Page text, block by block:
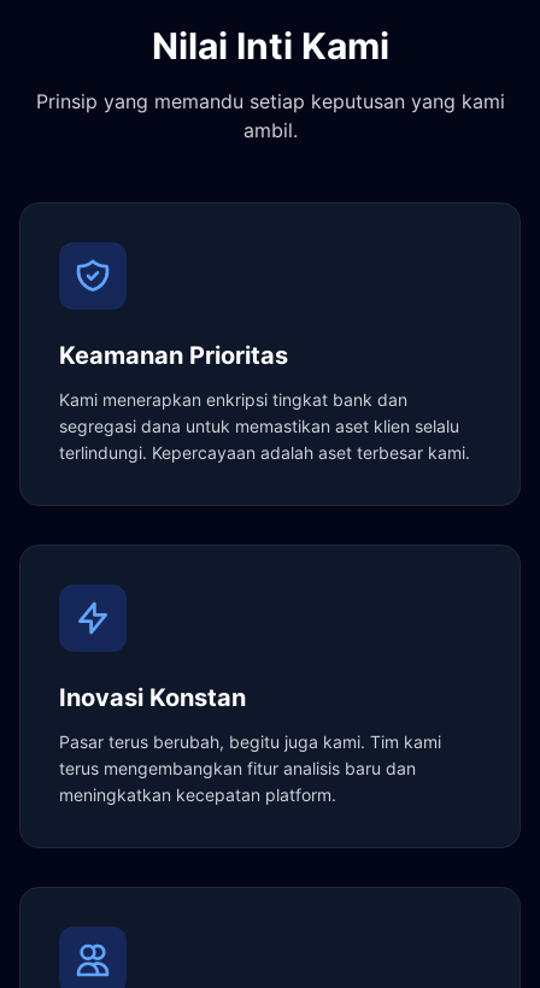
Nilai Inti Kami
Prinsip yang memandu setiap keputusan yang kami
ambil.
Keamanan Prioritas
Kami menerapkan enkripsi tingkat bank dan
segregasi dana untuk memastikan aset klien selalu
terlindungi. Kepercayaan adalah aset terbesar kami.
Inovasi Konstan
Pasar terus berubah, begitu juga kami. Tim kami
terus mengembangkan fitur analisis baru dan
meningkatkan kecepatan platform.